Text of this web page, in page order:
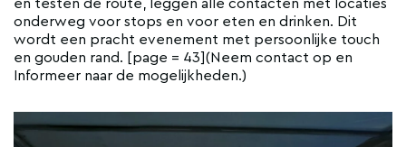
en testen de route, leggen alle contacten met locaties
onderweg voor stops en voor eten en drinken. Dit
wordt een pracht evenement met persoonlijke touch
en gouden rand. [page = 43](Neem contact op en
Informeer naar de mogelijkheden.)